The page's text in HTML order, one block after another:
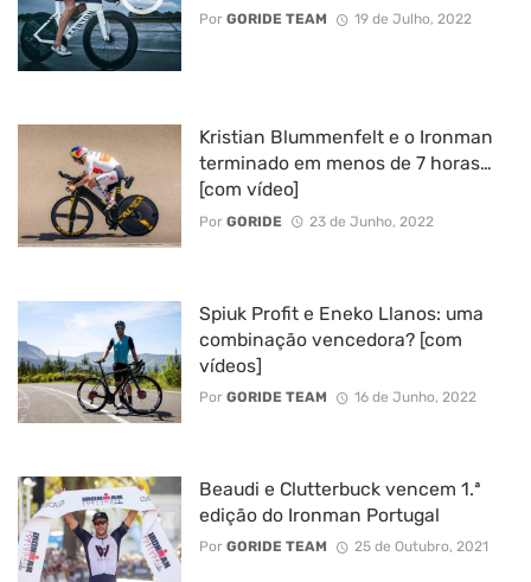
Por GORIDE TEAM 19 de Julho, 2022
Kristian Blummenfelt e o Ironman
terminado em menos de 7 horas…
[com vídeo]
Por GORIDE 23 de Junho, 2022
Spiuk Profit e Eneko Llanos: uma
combinação vencedora? [com
vídeos]
Por GORIDE TEAM 16 de Junho, 2022
Beaudi e Clutterbuck vencem 1.ª
edição do Ironman Portugal
Por GORIDE TEAM 25 de Outubro, 2021